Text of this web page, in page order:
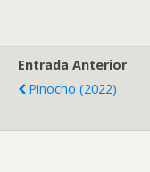
Entrada Anterior
Pinocho (2022)